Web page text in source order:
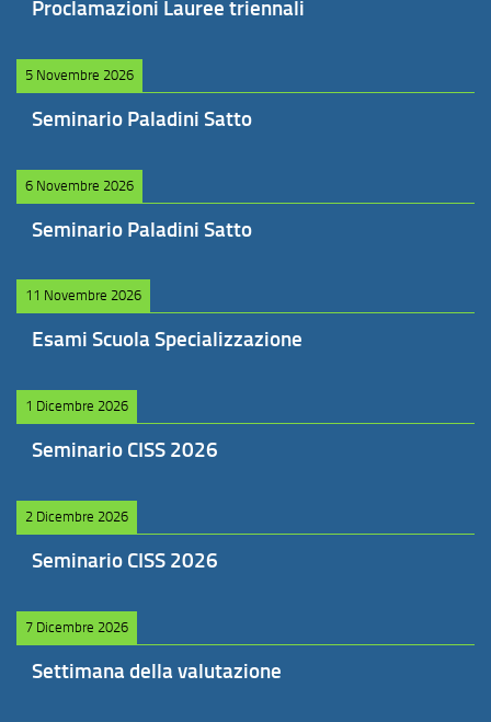
Proclamazioni Lauree triennali
5 Novembre 2026
Seminario Paladini Satto
6 Novembre 2026
Seminario Paladini Satto
11 Novembre 2026
Esami Scuola Specializzazione
1 Dicembre 2026
Seminario CISS 2026
2 Dicembre 2026
Seminario CISS 2026
7 Dicembre 2026
Settimana della valutazione